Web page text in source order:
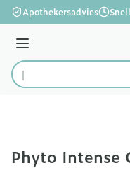
Ga naar de inhoud
Apothekersadvies
Menu
Product, merk,
Phyto Intense